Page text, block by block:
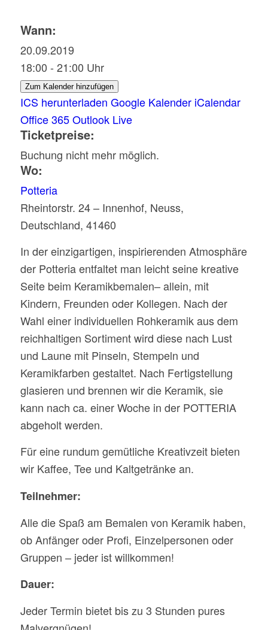
Wann:
20.09.2019
18:00 - 21:00 Uhr
Zum Kalender hinzufügen
ICS herunterladen Google Kalender iCalendar
Office 365 Outlook Live
Ticketpreise:
Buchung nicht mehr möglich.
Wo:
Potteria
Rheintorstr. 24 – Innenhof, Neuss,
Deutschland, 41460
In der einzigartigen, inspirierenden Atmosphäre
der Potteria entfaltet man leicht seine kreative
Seite beim Keramikbemalen– allein, mit
Kindern, Freunden oder Kollegen. Nach der
Wahl einer individuellen Rohkeramik aus dem
reichhaltigen Sortiment wird diese nach Lust
und Laune mit Pinseln, Stempeln und
Keramikfarben gestaltet. Nach Fertigstellung
glasieren und brennen wir die Keramik, sie
kann nach ca. einer Woche in der POTTERIA
abgeholt werden.
Für eine rundum gemütliche Kreativzeit bieten
wir Kaffee, Tee und Kaltgetränke an.
Teilnehmer:
Alle die Spaß am Bemalen von Keramik haben,
ob Anfänger oder Profi, Einzelpersonen oder
Gruppen – jeder ist willkommen!
Dauer:
Jeder Termin bietet bis zu 3 Stunden pures